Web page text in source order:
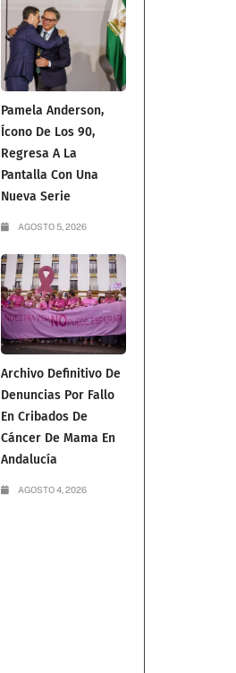
Pamela Anderson,
Ícono De Los 90,
Regresa A La
Pantalla Con Una
Nueva Serie
AGOSTO 5, 2026
Archivo Definitivo De
Denuncias Por Fallo
En Cribados De
Cáncer De Mama En
Andalucía
AGOSTO 4, 2026